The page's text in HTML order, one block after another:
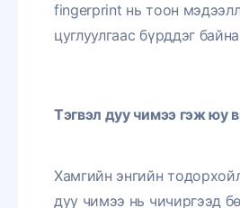
fingerprint нь тоон
цуглуулгаас бүрддэг
Тэгвэл дуу чимээ гэж юу
Хамгийн энгийн
дуу чимээ нь чичиргээд